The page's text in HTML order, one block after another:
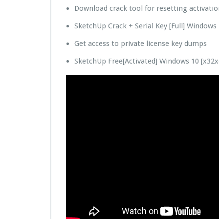
Download crack tool for resetting
SketchUp Crack + Serial Key [Full] Windows
Get access to private license key dumps
SketchUp Free[Activated] Windows 10